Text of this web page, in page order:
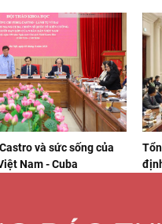
và sức sống của
Nam - Cuba